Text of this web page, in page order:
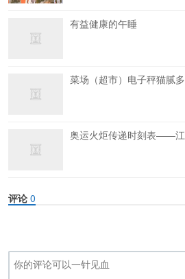
有益健康的午睡
菜场（超市）电子秤猫腻多
奥运火炬传递时刻表——
评论 0